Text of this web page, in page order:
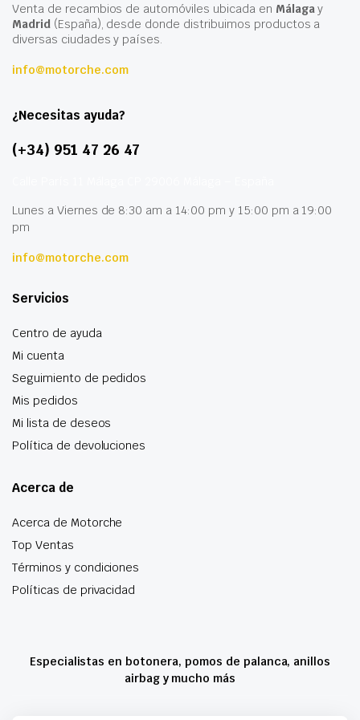
Venta de recambios de automóviles ubicada en Málagay
Madrid(España), desde donde distribuimos productos a
diversas ciudades y países.
info@motorche.com
¿Necesitas ayuda?
(+34) 951 47 26 47
Lunes a Viernes de 8:30 am a 14:00 pm y 15:00 pm a 19:00
pm
info@motorche.com
Servicios
Centro de ayuda
Mi cuenta
Seguimiento de pedidos
Mis pedidos
Mi lista de deseos
Política de devoluciones
Acerca de
Acerca de Motorche
Top Ventas
Términos y condiciones
Políticas de privacidad
Especialistas en botonera, pomos de palanca, anillos
airbag y mucho más